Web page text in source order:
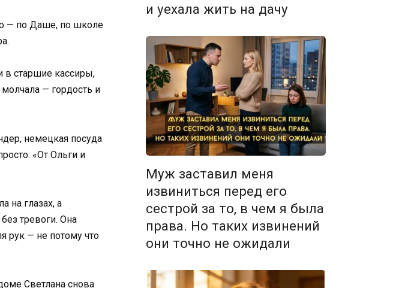
— по Даше, по школе
в старшие кассиры,
— гордость и
немецкая посуда
«От Ольги и
на глазах, а
тревоги. Она
рук — не потому что
Светлана снова
и уехала жить на дачу
Муж заставил меня
извиниться перед его
сестрой за то, в чем я была
права. Но таких извинений
они точно не ожидали